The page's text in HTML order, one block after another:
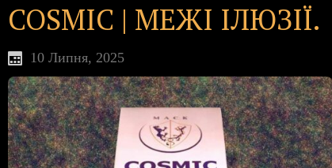
COSMIC | МЕЖІ ІЛЮЗІЇ.
10 Липня, 2025